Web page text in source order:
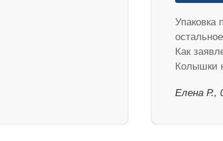
Упаковка
Как
Колышки
Елена Р.,